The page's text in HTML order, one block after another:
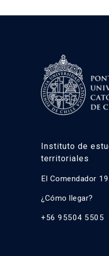
Instituto de
territoriales
El Comendador
¿Cómo llegar?
+56 95504 5505